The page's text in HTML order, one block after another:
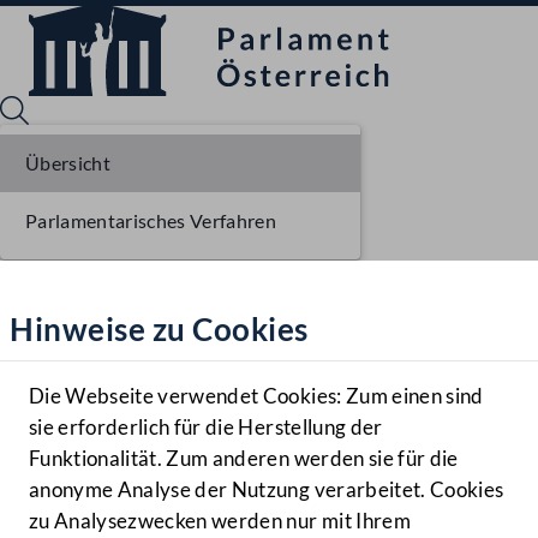
Hilfe
Benutzer
Navigationsmenü öffnen
MENÜ
Hinweise zu Cookies
Die Webseite verwendet Cookies: Zum einen sind
sie erforderlich für die Herstellung der
Funktionalität. Zum anderen werden sie für die
anonyme Analyse der Nutzung verarbeitet. Cookies
zu Analysezwecken werden nur mit Ihrem
Übersicht
Parlamentarisches Verfahren